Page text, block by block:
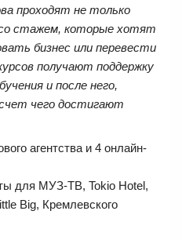
проходят не только
со стажем, которые хотят
бизнес или перевести
получают поддержку
и после него,
чего достигают
агентства и 4 онлайн-
для МУЗ-ТВ, Tokio Hotel,
Big, Кремлевского